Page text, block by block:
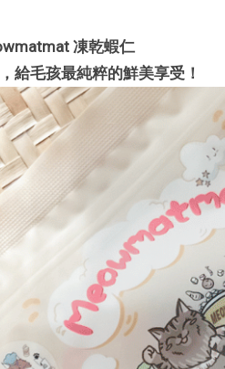
凍乾蝦仁
給毛孩最純粹的鮮美享受！